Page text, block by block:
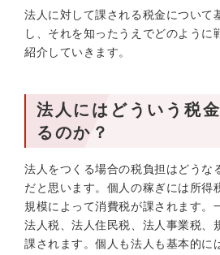
法人に対して課される税金について
し、それを知ったうえでどのように
紹介していきます。
法人にはどういう税
るのか？
法人をつくる場合の税負担はどうな
だと思います。個人の稼ぎには所得
規模によって消費税が課されます。
法人税、法人住民税、法人事業税、
課されます。個人も法人も基本的に